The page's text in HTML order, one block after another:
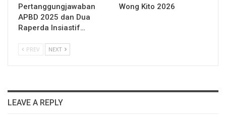
Pertanggungjawaban
APBD 2025 dan Dua
Raperda Insiastif…
Wong Kito 2026
PREV NEXT
LEAVE A REPLY